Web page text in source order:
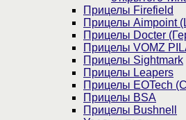
Прицелы Firefield
Прицелы Aimpoint
Прицелы Docter
Прицелы VOMZ
Прицелы Sightmark
Прицелы Leapers
Прицелы EOTech
Прицелы BSA
Прицелы Bushnell